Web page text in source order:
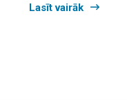
Lasīt vairāk